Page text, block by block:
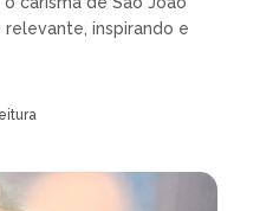
inspirando e